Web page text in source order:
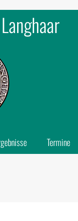
Termine